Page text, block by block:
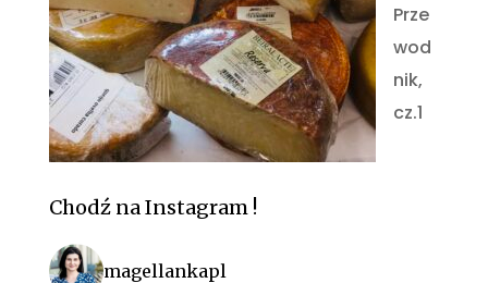
Prze
wod
nik,
cz.1
Chodź na Instagram !
magellankapl